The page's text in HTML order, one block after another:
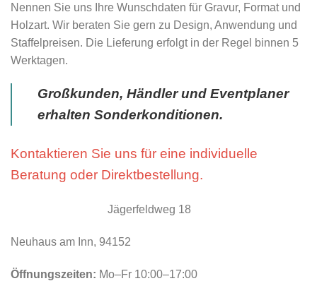
Nennen Sie uns Ihre Wunschdaten für Gravur, Format und
Holzart. Wir beraten Sie gern zu Design, Anwendung und
Staffelpreisen. Die Lieferung erfolgt in der Regel binnen 5
Werktagen.
Großkunden, Händler und Eventplaner
erhalten Sonderkonditionen.
Kontaktieren Sie uns für eine individuelle
Beratung oder Direktbestellung.
Jägerfeldweg 18
Neuhaus am Inn, 94152
Öffnungszeiten: Mo–Fr 10:00–17:00